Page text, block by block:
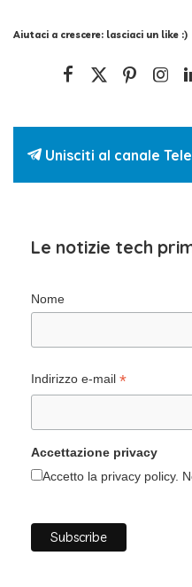
Aiutaci a crescere: lasciaci un like :)
Unisciti al canale
Le notizie tech
Nome
Indirizzo e-mail *
Accettazione privacy
Accetto la privacy policy.